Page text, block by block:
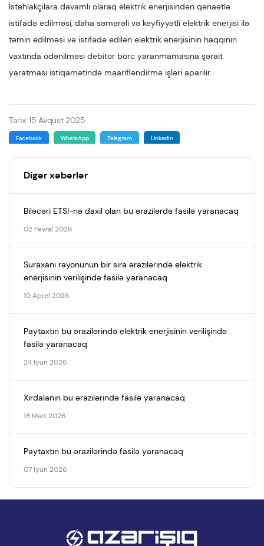
İstehlakçılara davamlı olaraq elektrik enerjisindən qənaətlə
istifadə edilməsi, daha səmərəli və keyfiyyətli elektrik enerjisi ilə
təmin edilməsi və istifadə edilən elektrik enerjisinin haqqının
vaxtında ödənilməsi debitor borc yaranmamasına şərait
yaratması istiqamətində maarifləndirmə işləri aparılır.
Tarix: 15 Avqust 2025
Facebook WhatsApp Telegram Linkedin
Digər xəbərlər
Biləcəri ETSİ-nə daxil olan bu ərazilərdə fasilə yaranacaq
02 Fevral 2026
Suraxanı rayonunun bir sıra ərazilərində elektrik
enerjisinin verilişində fasilə yaranacaq
10 Aprel 2026
Paytaxtın bu ərazilərində elektrik enerjisinin verilişində
fasilə yaranacaq
24 İyun 2026
Xırdalanın bu ərazilərində fasilə yaranacaq
18 Mart 2026
Paytaxtın bu ərazilərində fasilə yaranacaq
07 İyun 2026